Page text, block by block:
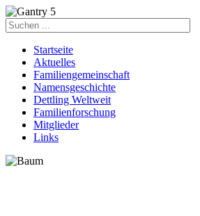
Startseite
Aktuelles
Familiengemeinschaft
Namensgeschichte
Dettling Weltweit
Familienforschung
Mitglieder
Links